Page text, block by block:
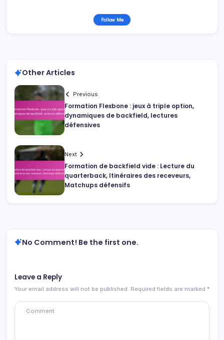
Follow Me
Other Articles
Previous
Formation Flexbone : jeux à triple option,
dynamiques de backfield, lectures
défensives
Next
Formation de backfield vide : Lecture du
quarterback, Itinéraires des receveurs,
Matchups défensifs
No Comment! Be the first one.
Leave a Reply
Your email address will not be published. Required fields are marked *